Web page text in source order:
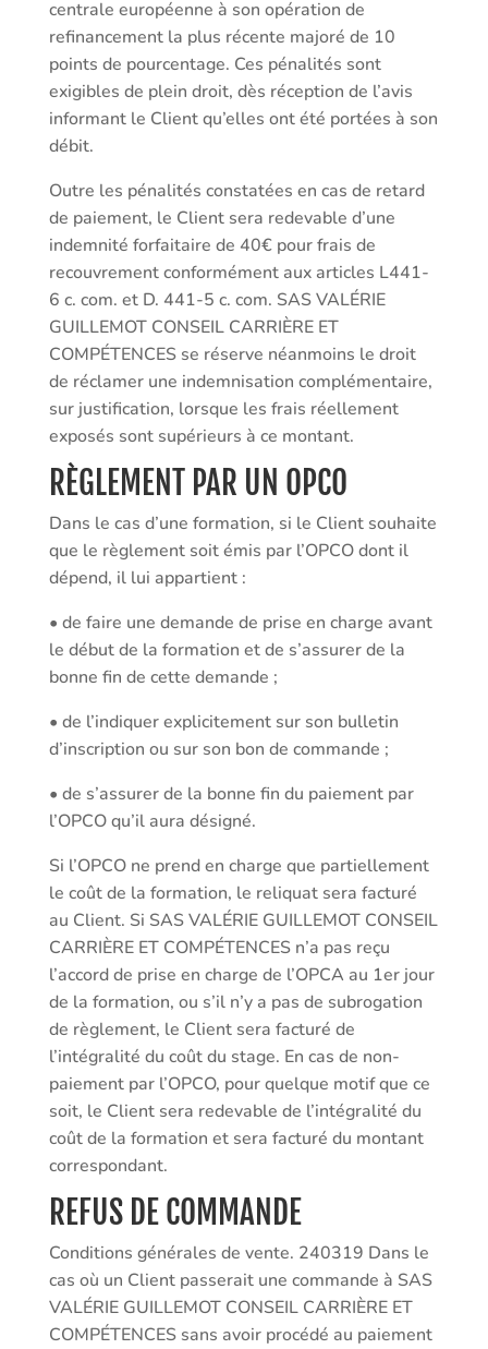
centrale européenne à son opération de
refinancement la plus récente majoré de 10
points de pourcentage. Ces pénalités sont
exigibles de plein droit, dès réception de l’avis
informant le Client qu’elles ont été portées à son
débit.
Outre les pénalités constatées en cas de retard
de paiement, le Client sera redevable d’une
indemnité forfaitaire de 40€ pour frais de
recouvrement conformément aux articles L441-
6 c. com. et D. 441-5 c. com. SAS VALÉRIE
GUILLEMOT CONSEIL CARRIÈRE ET
COMPÉTENCES se réserve néanmoins le droit
de réclamer une indemnisation complémentaire,
sur justification, lorsque les frais réellement
exposés sont supérieurs à ce montant.
RÈGLEMENT PAR UN OPCO
Dans le cas d’une formation, si le Client souhaite
que le règlement soit émis par l’OPCO dont il
dépend, il lui appartient :
• de faire une demande de prise en charge avant
le début de la formation et de s’assurer de la
bonne fin de cette demande ;
• de l’indiquer explicitement sur son bulletin
d’inscription ou sur son bon de commande ;
• de s’assurer de la bonne fin du paiement par
l’OPCO qu’il aura désigné.
Si l’OPCO ne prend en charge que partiellement
le coût de la formation, le reliquat sera facturé
au Client. Si SAS VALÉRIE GUILLEMOT CONSEIL
CARRIÈRE ET COMPÉTENCES n’a pas reçu
l’accord de prise en charge de l’OPCA au 1er jour
de la formation, ou s’il n’y a pas de subrogation
de règlement, le Client sera facturé de
l’intégralité du coût du stage. En cas de non-
paiement par l’OPCO, pour quelque motif que ce
soit, le Client sera redevable de l’intégralité du
coût de la formation et sera facturé du montant
correspondant.
REFUS DE COMMANDE
Conditions générales de vente. 240319 Dans le
cas où un Client passerait une commande à SAS
VALÉRIE GUILLEMOT CONSEIL CARRIÈRE ET
COMPÉTENCES sans avoir procédé au paiement